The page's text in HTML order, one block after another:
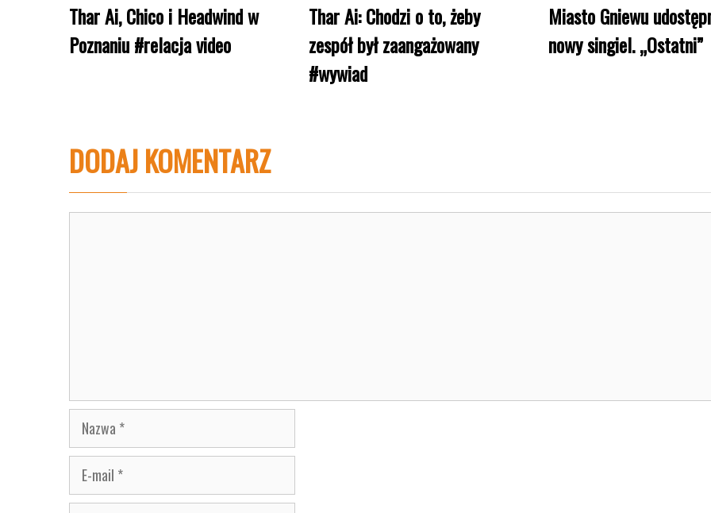
Thar Ai, Chico i Headwind w
Poznaniu #relacja video
Thar Ai: Chodzi o to, żeby
zespół był zaangażowany
#wywiad
Miasto Gniewu
nowy singiel. „Ostatni”
DODAJ KOMENTARZ
Nazwa
E-
mail